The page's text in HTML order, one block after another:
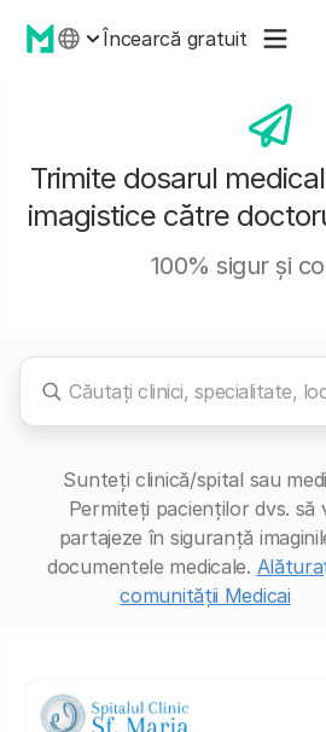
Încearcă gratuit
Trimite dosarul
imagistice către
100% sigur și
Sunteți clinică/spital sau
Permiteți pacienților dvs. să
partajeze în siguranță
documentele medicale.
comunității Medicai